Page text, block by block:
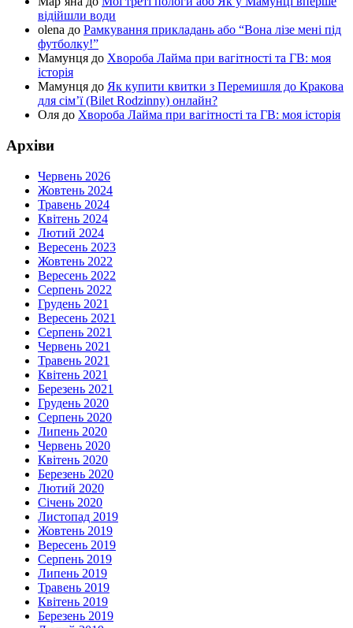
відійшли води
olena до Рамкування прикладань або “Вона лізе мені під
футболку!”
Мамунця до Хвороба Лайма при вагітності та ГВ: моя
історія
Мамунця до Як купити квитки з Перемишля до Кракова
для сім’ї (Bilet Rodzinny) онлайн?
Оля до Хвороба Лайма при вагітності та ГВ: моя історія
Архіви
Червень 2026
Жовтень 2024
Травень 2024
Квітень 2024
Лютий 2024
Вересень 2023
Жовтень 2022
Вересень 2022
Серпень 2022
Грудень 2021
Вересень 2021
Серпень 2021
Червень 2021
Травень 2021
Квітень 2021
Березень 2021
Грудень 2020
Серпень 2020
Липень 2020
Червень 2020
Квітень 2020
Березень 2020
Лютий 2020
Січень 2020
Листопад 2019
Жовтень 2019
Вересень 2019
Серпень 2019
Липень 2019
Травень 2019
Квітень 2019
Березень 2019